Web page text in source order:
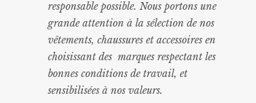
responsable possible. Nous portons une
grande attention à la sélection de nos
vêtements, chaussures et accessoires en
choisissant des marques respectant les
bonnes conditions de travail, et
sensibilisées à nos valeurs.